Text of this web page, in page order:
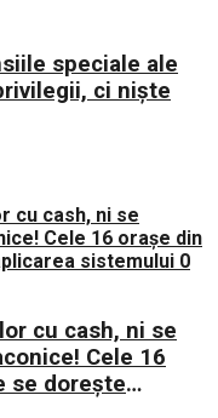
speciale ale
ci niște
cu cash, ni se
Cele 16
se dorește